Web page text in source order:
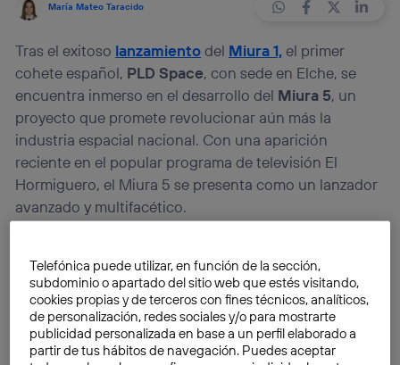
María Mateo Taracido
Tras el exitoso lanzamientodel Miura 1,el primer
cohete español, PLD Space, con sede en Elche, se
encuentra inmerso en el desarrollo del Miura 5, un
proyecto que promete revolucionar aún más la
industria espacial nacional. Con una aparición
reciente en el popular programa de televisión El
Hormiguero, el Miura 5 se presenta como un lanzador
avanzado y multifacético.
Desarrollo de un sistema flexible
para alojar satélites
PLD Spaceha anunciado lafirma de un contrato
‘Boost!‘con la Agencia Espacial Europea(ESA) para
desarrollar un sistema de alojamiento de carga útil
Telefónica puede utilizar, en función de la sección,
subdominio o apartado del sitio web que estés visitando,
cookies propias y de terceros con fines técnicos, analíticos,
de personalización, redes sociales y/o para mostrarte
publicidad personalizada en base a un perfil elaborado a
partir de tus hábitos de navegación. Puedes aceptar